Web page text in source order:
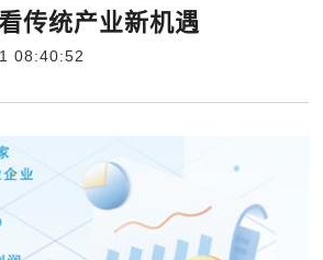
传统产业新机遇
08:40:52